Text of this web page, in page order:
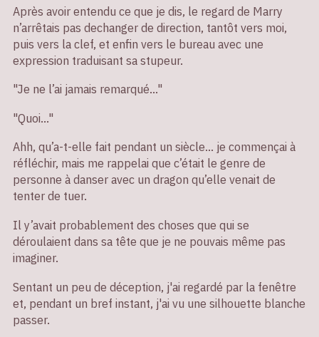
Après avoir entendu ce que je dis, le regard de Marry
n’arrêtais pas dechanger de direction, tantôt vers moi,
puis vers la clef, et enfin vers le bureau avec une
expression traduisant sa stupeur.
"Je ne l’ai jamais remarqué…"
"Quoi…"
Ahh, qu’a-t-elle fait pendant un siècle… je commençai à
réfléchir, mais me rappelai que c’était le genre de
personne à danser avec un dragon qu’elle venait de
tenter de tuer.
Il y’avait probablement des choses que qui se
déroulaient dans sa tête que je ne pouvais même pas
imaginer.
Sentant un peu de déception, j'ai regardé par la fenêtre
et, pendant un bref instant, j'ai vu une silhouette blanche
passer.